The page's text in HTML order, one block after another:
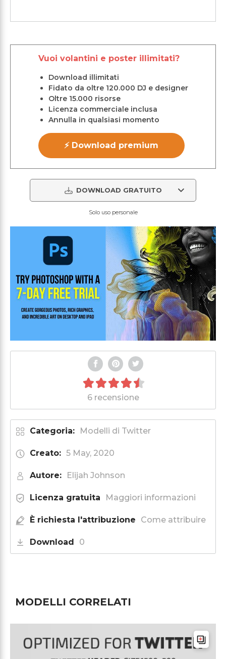
Vuoi volantini e poster illimitati?
Download illimitati
Fidato da oltre 120.000 DJ e designer
Oltre 15.000 risorse
Licenza commerciale inclusa
Annulla in qualsiasi momento
⚡ Download premium
DOWNLOAD GRATUITO
Solo uso personale
6 recensione
Categoria: Modelli di Twitter
Creato: 5 May, 2020
Autore: Elijah Johnson
Licenza gratuita Maggiori informazioni
È richiesta l'attribuzione Come attribuire
Download 0
MODELLI CORRELATI